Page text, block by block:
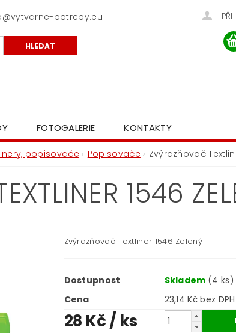
potreby.eu
FOTOGALERIE KONTAKTY
popisovače Popisovače Zvýrazňovač
1546
Zvýrazňovač Textliner 1546 Zelený
Dostupnost Skladem (4 ks)
Cena
23,14 Kč bez DPH
28 Kč/ ks